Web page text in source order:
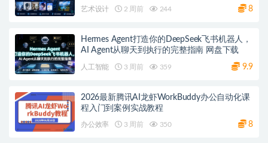
艺术设计 2 周前 244 8
Hermes Agent打造你的DeepSeek飞书机器人，
AI Agent从聊天到执行的完整指南 网盘下载
人工智能 3 周前 359 9.9
2026最新腾讯AI龙虾WorkBuddy办公自动化课
程入门到案例实战教程
办公效率 3 周前 350 8